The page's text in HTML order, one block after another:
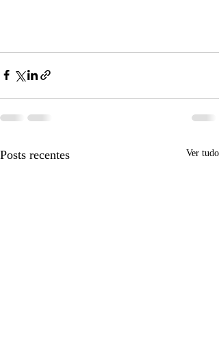
Posts recentes Ver tudo